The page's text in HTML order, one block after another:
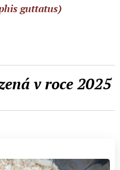
guttatus)
v roce 2025